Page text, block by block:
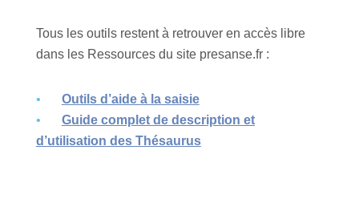
Tous les outils restent à retrouver en accès libre
dans les Ressources du site presanse.fr :
Outils d’aide à la saisie
Guide complet de description et
d’utilisation des Thésaurus